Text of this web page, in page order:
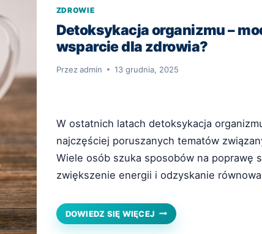
ZDROWIE
Detoksykacja organizmu –
wsparcie dla zdrowia?
Przez admin 13 grudnia, 2025
W ostatnich latach detoksykacja
najczęściej poruszanych tematów
Wiele osób szuka sposobów na poprawę
zwiększenie energii i odzyskanie
łatwo jednak pogubić się między
rzetelną wiedzą. Czy detoksykacja
DOWIEDZ SIĘ WIĘCEJ DETOKSYKACJA
ORGANIZMU